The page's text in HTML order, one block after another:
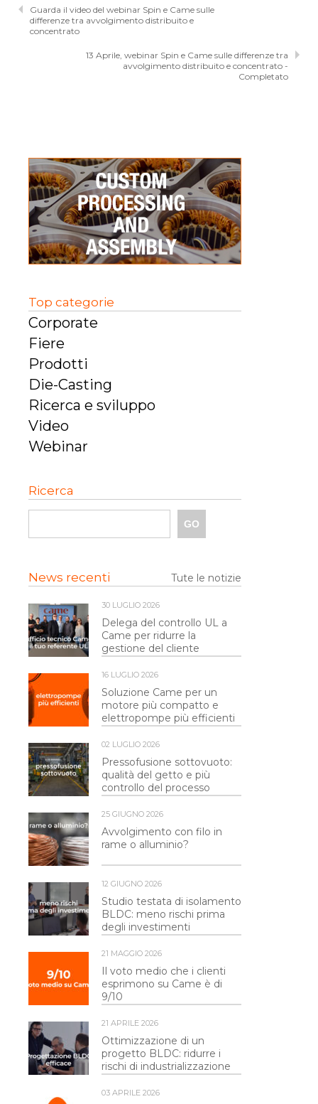
Guarda il video del webinar Spin e Came sulle
differenze tra avvolgimento distribuito e
concentrato
13 Aprile, webinar Spin e Came sulle differenze tra
avvolgimento distribuito e concentrato -
Completato
Top categorie
Corporate
Fiere
Prodotti
Die-Casting
Ricerca e sviluppo
Video
Webinar
Ricerca
News recenti Tute le notizie
30 LUGLIO 2026
Delega del controllo UL a
Came per ridurre la
gestione del cliente
16 LUGLIO 2026
Soluzione Came per un
motore più compatto e
elettropompe più efficienti
02 LUGLIO 2026
Pressofusione sottovuoto:
qualità del getto e più
controllo del processo
25 GIUGNO 2026
Avvolgimento con filo in
rame o alluminio?
12 GIUGNO 2026
Studio testata di isolamento
BLDC: meno rischi prima
degli investimenti
21 MAGGIO 2026
Il voto medio che i clienti
esprimono su Came è di
9/10
21 APRILE 2026
Ottimizzazione di un
progetto BLDC: ridurre i
rischi di industrializzazione
03 APRILE 2026